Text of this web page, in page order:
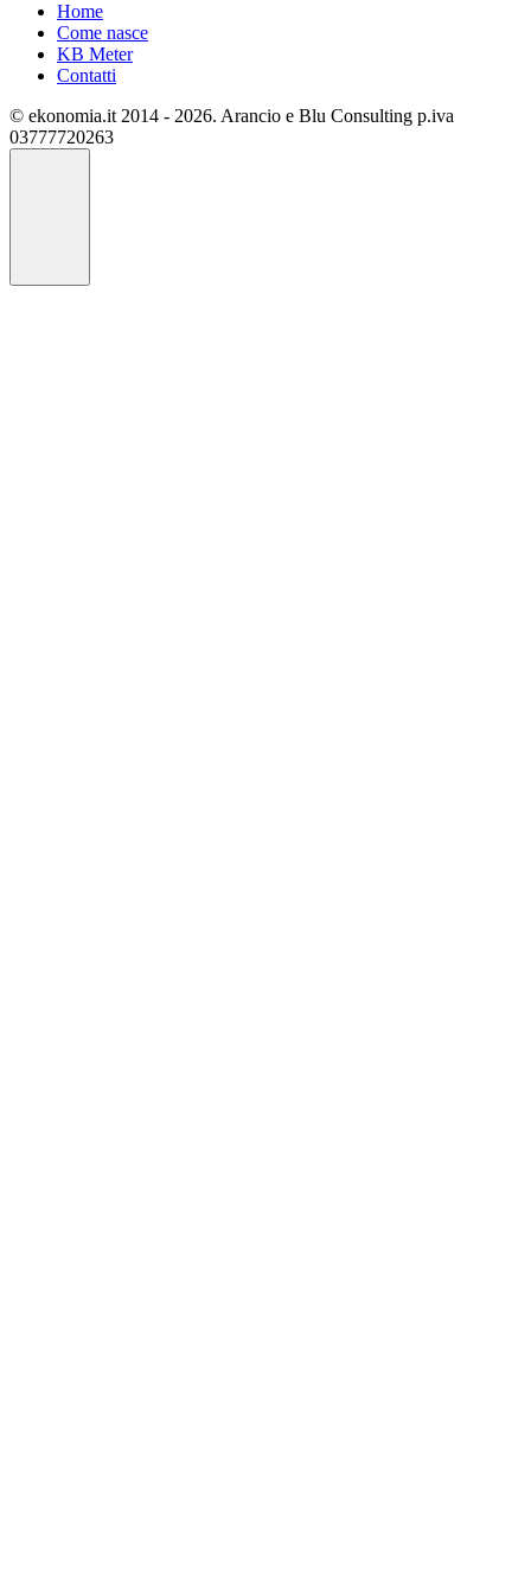
Home
Come nasce
KB Meter
Contatti
© ekonomia.it 2014 - 2026. Arancio e Blu Consulting p.iva
03777720263